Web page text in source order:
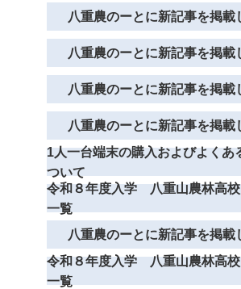
八重農のーとに新記事を掲
八重農のーとに新記事を掲
八重農のーとに新記事を掲
八重農のーとに新記事を掲
1人一台端末の購入およびよくあ
ついて
令和８年度入学 八重山農林高
一覧
八重農のーとに新記事を掲
令和８年度入学 八重山農林高
一覧